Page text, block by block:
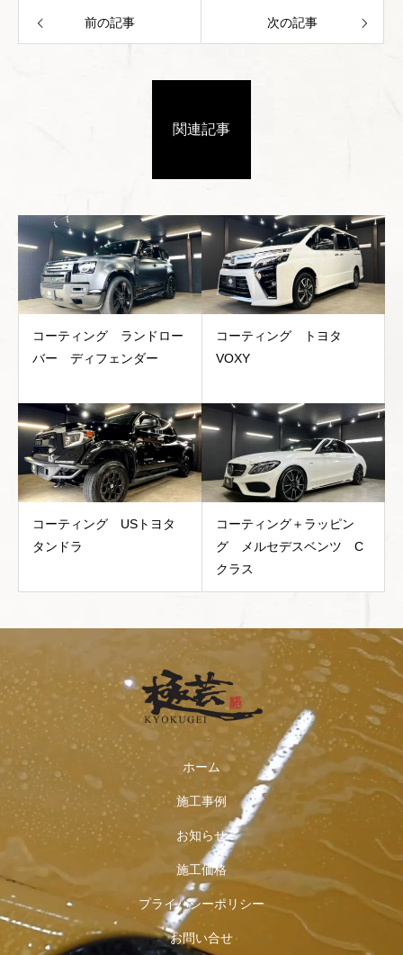
前の記事 次の記事
関連記事
コーティング ランドロー
バー ディフェンダー
コーティング トヨタ
VOXY
コーティング USトヨタ
タンドラ
コーティング＋ラッピン
グ メルセデスベンツ C
クラス
ホーム
施工事例
お知らせ
施工価格
プライバシーポリシー
お問い合せ